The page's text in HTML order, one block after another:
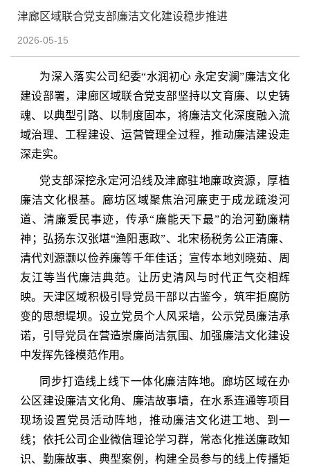
津廊区域联合党支部廉洁文化建设稳步推进
2026-05-15
为深入落实公司纪委“水润初心 永定安澜”廉洁文化
建设部署，津廊区域联合党支部坚持以文育廉、以史铸
魂、以典型引路、以制度固本，将廉洁文化深度融入流
域治理、工程建设、运营管理全过程，推动廉洁建设走
深走实。
党支部深挖永定河沿线及津廊驻地廉政资源，厚植
廉洁文化根基。廊坊区域聚焦治河廉吏于成龙疏浚河
道、清廉爱民事迹，传承“廉能天下最”的治河勤廉精
神；弘扬东汉张堪“渔阳惠政”、北宋杨税务公正清廉、
清代刘源灏以俭养廉等千年佳话；宣传本地刘晓茹、周
友江等当代廉洁典范。让历史清风与时代正气交相辉
映。天津区域积极引导党员干部以古鉴今，筑牢拒腐防
变的思想堤坝。设立党员个人风采墙，公示党员廉洁承
诺，引导党员在营造崇廉尚洁氛围、加强廉洁文化建设
中发挥先锋模范作用。
同步打造线上线下一体化廉洁阵地。廊坊区域在办
公区建设廉洁文化角、廉洁故事墙，在水系连通等项目
现场设置党员活动阵地，推动廉洁文化进工地、到一
线；依托公司企业微信理论学习群，常态化推送廉政知
识、勤廉故事、典型案例，构建全员参与的线上传播矩